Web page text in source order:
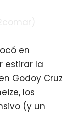
en
estirar la
Godoy Cruz
los
(y un